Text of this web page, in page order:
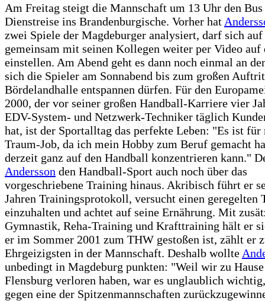
Am Freitag steigt die Mannschaft um 13 Uhr den
Dienstreise ins Brandenburgische. Vorher hat
zwei Spiele der Magdeburger analysiert, darf sich
gemeinsam mit seinen Kollegen weiter per Video auf
einstellen. Am Abend geht es dann noch einmal an
sich die Spieler am Sonnabend bis zum großen
Bördelandhalle entspannen dürfen. Für den
2000, der vor seiner großen Handball-Karriere vier
EDV-System- und Netzwerk-Techniker täglich
hat, ist der Sportalltag das perfekte Leben: "Es ist für
Traum-Job, da ich mein Hobby zum Beruf gemacht
derzeit ganz auf den Handball konzentrieren kann."
Andersson den Handball-Sport auch noch über das
vorgeschriebene Training hinaus. Akribisch führt er
Jahren Trainingsprotokoll, versucht einen geregelten
einzuhalten und achtet auf seine Ernährung. Mit
Gymnastik, Reha-Training und Krafttraining hält er
er im Sommer 2001 zum THW gestoßen ist, zählt er
Ehrgeizigsten in der Mannschaft. Deshalb wollte
unbedingt in Magdeburg punkten: "Weil wir zu Hause
Flensburg verloren haben, war es unglaublich
gegen eine der Spitzenmannschaften